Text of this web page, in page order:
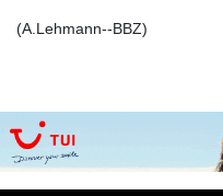
(A.Lehmann--BBZ)